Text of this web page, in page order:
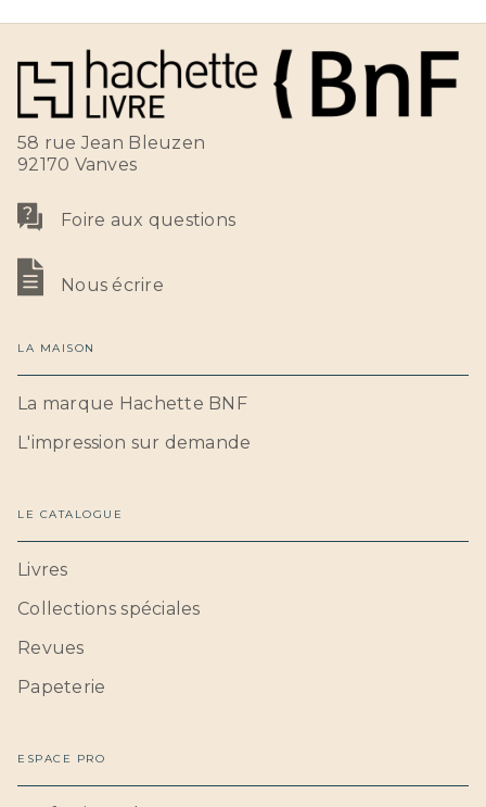
58 rue Jean Bleuzen
92170 Vanves
Foire aux questions
Nous écrire
LA MAISON
La marque Hachette BNF
L'impression sur demande
LE CATALOGUE
Livres
Collections spéciales
Revues
Papeterie
ESPACE PRO